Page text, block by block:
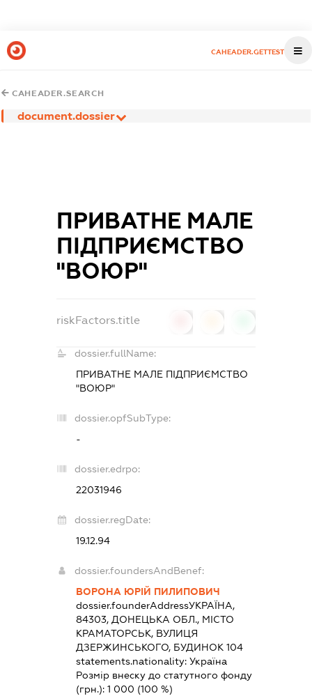
CAHEADER.GETTEST
CAHEADER.SEARCH
document.dossier
ПРИВАТНЕ МАЛЕ
ПІДПРИЄМСТВО
"ВОЮР"
riskFactors.title
dossier.fullName:
ПРИВАТНЕ МАЛЕ ПІДПРИЄМСТВО
"ВОЮР"
dossier.opfSubType:
-
dossier.edrpo:
22031946
dossier.regDate:
19.12.94
dossier.foundersAndBenef:
ВОРОНА ЮРІЙ ПИЛИПОВИЧ
dossier.founderAddressУКРАЇНА,
84303, ДОНЕЦЬКА ОБЛ., МІСТО
КРАМАТОРСЬК, ВУЛИЦЯ
ДЗЕРЖИНСЬКОГО, БУДИНОК 104
statements.nationality:Україна
Розмір внеску до статутного фонду
(грн.):1 000 (100 %)